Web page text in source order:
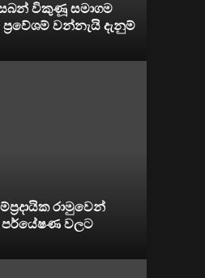
විකුණූ සමාගම
වන්නැයි දැනුම්
රාමුවෙන්
පර්යේෂණ වලට